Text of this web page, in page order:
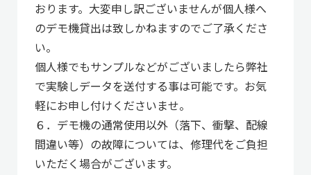
おります。大変申し訳ございませんが個人様へ
のデモ機貸出は致しかねますのでご了承くださ
い。
個人様でもサンプルなどがございましたら弊社
で実験しデータを送付する事は可能です。お気
軽にお申し付けくださいませ。
６．デモ機の通常使用以外（落下、衝撃、配線
間違い等）の故障については、修理代をご負担
いただく場合がございます。